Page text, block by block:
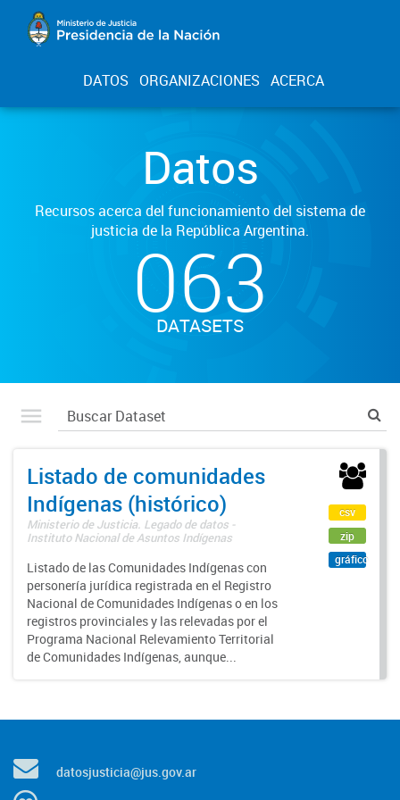
DATOS ORGANIZACIONES ACERCA
Datos
Recursos acerca del funcionamiento del sistema de
justicia de la República Argentina.
063
DATASETS
Listado de comunidades
Indígenas (histórico)
Ministerio de Justicia. Legado de datos -
Instituto Nacional de Asuntos Indígenas
Listado de las Comunidades Indígenas con
personería jurídica registrada en el Registro
Nacional de Comunidades Indígenas o en los
registros provinciales y las relevadas por el
Programa Nacional Relevamiento Territorial
de Comunidades Indígenas, aunque...
csv
zip
gráfico
datosjusticia@jus.gov.ar